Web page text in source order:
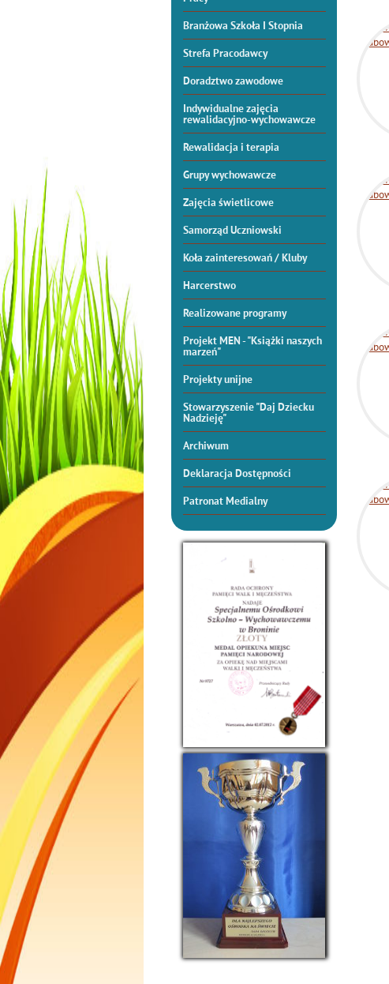
Branżowa Szkoła I Stopnia
Strefa Pracodawcy
Doradztwo zawodowe
Indywidualne zajęcia
rewalidacyjno-wychowawcze
Rewalidacja i terapia
Grupy wychowawcze
Zajęcia świetlicowe
Samorząd Uczniowski
Koła zainteresowań / Kluby
Harcerstwo
Realizowane programy
Projekt MEN - "Książki naszych
marzeń"
Projekty unijne
Stowarzyszenie "Daj Dziecku
Nadzieję"
Archiwum
Deklaracja Dostępności
Patronat Medialny